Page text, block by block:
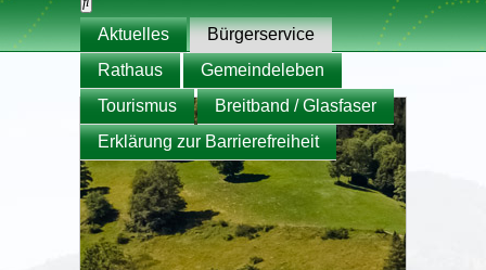
Aktuelles
Bürgerservice
Rathaus
Gemeindeleben
Tourismus
Breitband / Glasfaser
Erklärung zur Barrierefreiheit